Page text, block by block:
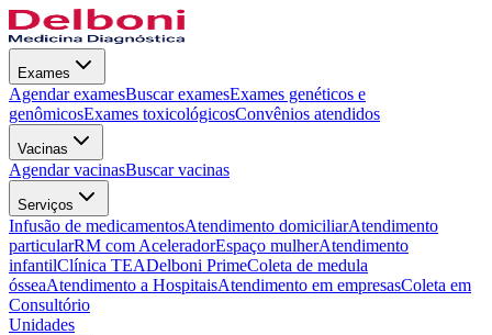
Exames
Agendar examesBuscar examesExames genéticos e
genômicosExames toxicológicosConvênios atendidos
Vacinas
Agendar vacinasBuscar vacinas
Serviços
Infusão de medicamentosAtendimento domiciliarAtendimento
particularRM com AceleradorEspaço mulherAtendimento
infantilClínica TEADelboni PrimeColeta de medula
ósseaAtendimento a HospitaisAtendimento em empresasColeta em
Consultório
Unidades